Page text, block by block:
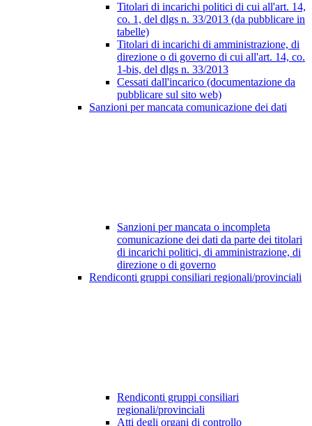
Titolari di incarichi politici di cui all'art. 14,
co. 1, del dlgs n. 33/2013 (da pubblicare in
tabelle)
Titolari di incarichi di amministrazione, di
direzione o di governo di cui all'art. 14, co.
1-bis, del dlgs n. 33/2013
Cessati dall'incarico (documentazione da
pubblicare sul sito web)
Sanzioni per mancata comunicazione dei dati
Sanzioni per mancata o incompleta
comunicazione dei dati da parte dei titolari
di incarichi politici, di amministrazione, di
direzione o di governo
Rendiconti gruppi consiliari regionali/provinciali
Rendiconti gruppi consiliari
regionali/provinciali
Atti degli organi di controllo